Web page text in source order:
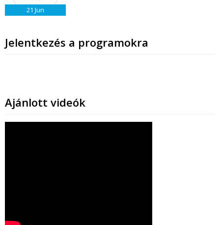
21 Jun
Jelentkezés a programokra
Ajánlott videók